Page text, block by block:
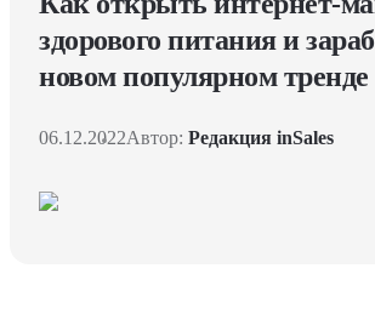
здорового питания и
новом популярном тренде
06.12.2022Автор: Редакция inSales